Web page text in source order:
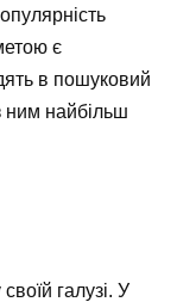
є
в пошуковий
ним найбільш
галузі. У